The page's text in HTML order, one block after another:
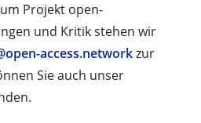
Projekt open-
und Kritik stehen wir
access.networkzur
Sie auch unser